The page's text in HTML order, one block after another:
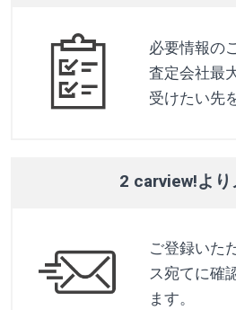
必要情報の
査定会社最
受けたい先
2 carview!より
ご登録いた
ス宛てに確
ます。